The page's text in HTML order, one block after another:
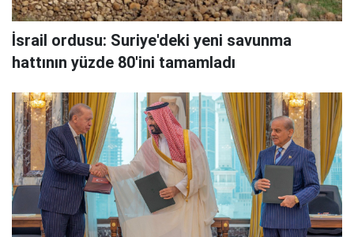
İsrail ordusu: Suriye'deki yeni savunma
hattının yüzde 80'ini tamamladı